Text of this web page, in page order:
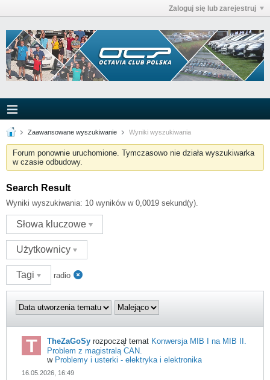
Zaloguj się lub zarejestruj
Zaawansowane wyszukiwanie Wyniki wyszukiwania
Forum ponownie uruchomione. Tymczasowo nie działa wyszukiwarka
w czasie odbudowy.
Search Result
Wyniki wyszukiwania: 10 wyników w 0,0019 sekund(y).
Słowa kluczowe
Użytkownicy
Tagi radio
TheZaGoSy rozpoczął temat Konwersja MIB I na MIB II.
Problem z magistralą CAN.
w Problemy i usterki - elektryka i elektronika
16.05.2026, 16:49